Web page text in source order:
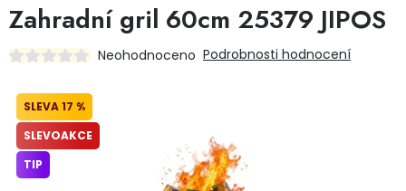
Stavba a dům
Dílna
Zahradní gril 60cm 25379 JIPOS
Neohodnoceno Podrobnosti hodnocení
17 %
SLEVOAKCE
TIP